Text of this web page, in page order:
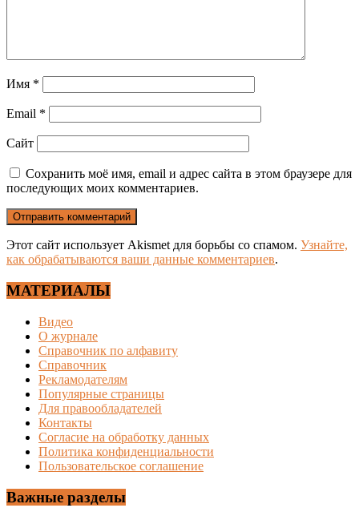
Имя *
Email *
Сайт
Сохранить моё имя, email и адрес сайта в этом браузере для
последующих моих комментариев.
Этот сайт использует Akismet для борьбы со спамом. Узнайте,
как обрабатываются ваши данные комментариев.
МАТЕРИАЛЫ
Видео
О журнале
Справочник по алфавиту
Справочник
Рекламодателям
Популярные страницы
Для правообладателей
Контакты
Согласие на обработку данных
Политика конфиденциальности
Пользовательское соглашение
Важные разделы